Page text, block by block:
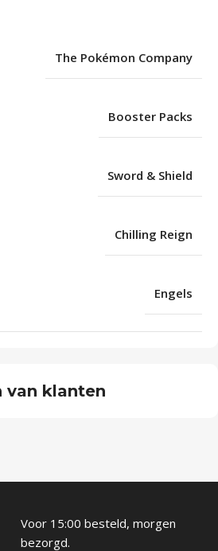
The Pokémon Company
Booster Packs
Sword & Shield
Chilling Reign
Engels
van klanten
Voor 15:00 besteld, morgen
bezorgd.